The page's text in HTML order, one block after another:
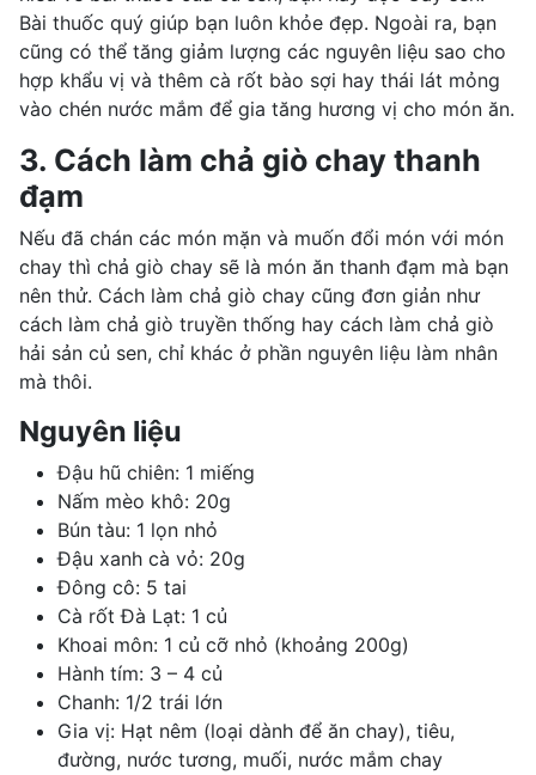
Bài thuốc quý giúp bạn luôn khỏe đẹp. Ngoài ra, bạn
cũng có thể tăng giảm lượng các nguyên liệu sao cho
hợp khẩu vị và thêm cà rốt bào sợi hay thái lát mỏng
vào chén nước mắm để gia tăng hương vị cho món ăn.
3. Cách làm chả giò chay thanh
đạm
Nếu đã chán các món mặn và muốn đổi món với món
chay thì chả giò chay sẽ là món ăn thanh đạm mà bạn
nên thử. Cách làm chả giò chay cũng đơn giản như
cách làm chả giò truyền thống hay cách làm chả giò
hải sản củ sen, chỉ khác ở phần nguyên liệu làm nhân
mà thôi.
Nguyên liệu
Đậu hũ chiên: 1 miếng
Nấm mèo khô: 20g
Bún tàu: 1 lọn nhỏ
Đậu xanh cà vỏ: 20g
Đông cô: 5 tai
Cà rốt Đà Lạt: 1 củ
Khoai môn: 1 củ cỡ nhỏ (khoảng 200g)
Hành tím: 3 – 4 củ
Chanh: 1/2 trái lớn
Gia vị: Hạt nêm (loại dành để ăn chay), tiêu,
đường, nước tương, muối, nước mắm chay